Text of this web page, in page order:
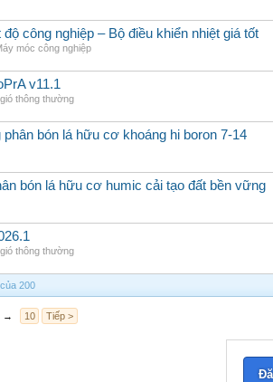
công nghiệp – Bộ điều khiển nhiệt giá tốt
móc công nghiệp
v11.1
thông thường
phân bón lá hữu cơ khoáng hi boron 7-14
bón lá hữu cơ humic cải tạo đất bền vững
thông thường
200
→ 10 Tiếp >